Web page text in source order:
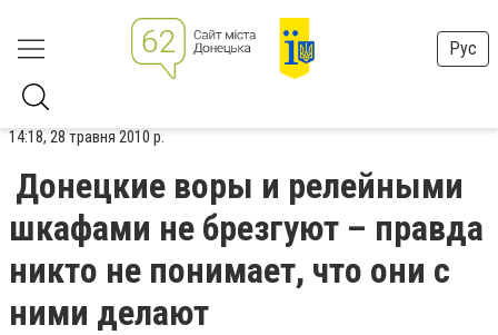
Рус
14:18, 28 травня 2010 р.
Донецкие воры и релейными
шкафами не брезгуют – правда
никто не понимает, что они с
ними делают